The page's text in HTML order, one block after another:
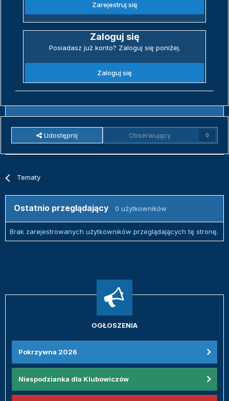
Zarejestruj się
Zaloguj się
Posiadasz już konto? Zaloguj się poniżej.
Zaloguj się
Udostępnij Obserwujący 0
Tematy
Ostatnio przeglądający 0 użytkowników
Brak zarejestrowanych użytkowników przeglądających tę stronę.
OGŁOSZENIA
Pokrzywna 2026
Niespodzianka dla Klubowiczów